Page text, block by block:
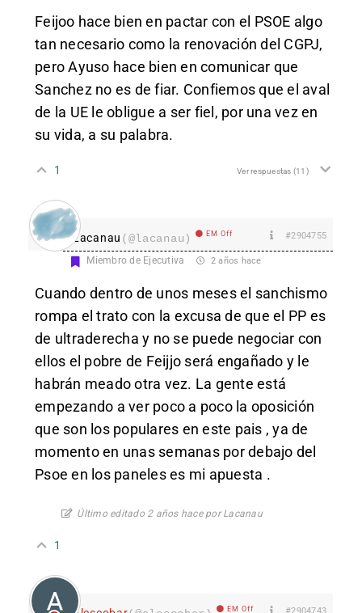
Feijoo hace bien en pactar con el PSOE algo
tan necesario como la renovación del CGPJ,
pero Ayuso hace bien en comunicar que
Sanchez no es de fiar. Confiemos que el aval
de la UE le obligue a ser fiel, por una vez en
su vida, a su palabra.
1 Ver respuestas (11)
Lacanau (@lacanau) EM Off #2904755
Miembro de Ejecutiva 2 años hace
Cuando dentro de unos meses el sanchismo
rompa el trato con la excusa de que el PP es
de ultraderecha y no se puede negociar con
ellos el pobre de Feijjo será engañado y le
habrán meado otra vez. La gente está
empezando a ver poco a poco la oposición
que son los populares en este pais , ya de
momento en unas semanas por debajo del
Psoe en los paneles es mi apuesta .
Último editado 2 años hace por Lacanau
1
EM Off #2904743